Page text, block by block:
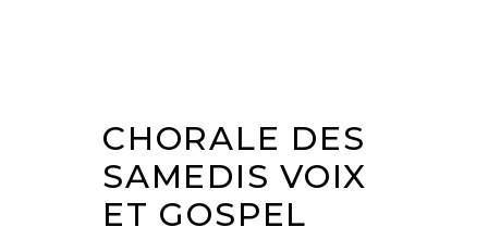
CHORALE DES
SAMEDIS VOIX
ET GOSPEL